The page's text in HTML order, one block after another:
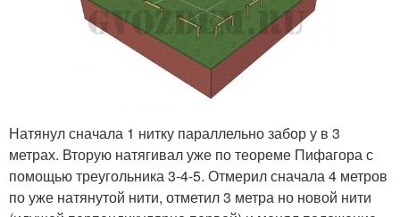
Натянул сначала 1 нитку параллельно забор у в 3
метрах. Вторую натягивал уже по теореме Пифагора с
помощью треугольника 3-4-5. Отмерил сначала 4 метров
по уже натянутой нити, отметил 3 метра но новой нити